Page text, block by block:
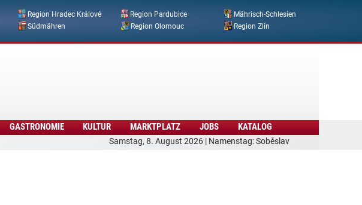
Region Hradec Králové Region Pardubice
Mährisch-Schlesien
Südmähren Region Olomouc Region Zlín
Samstag, 8. August 2026 | Namenstag: Soběslav
GASTRONOMIE KULTUR MARKTPLATZ JOBS KATALOG